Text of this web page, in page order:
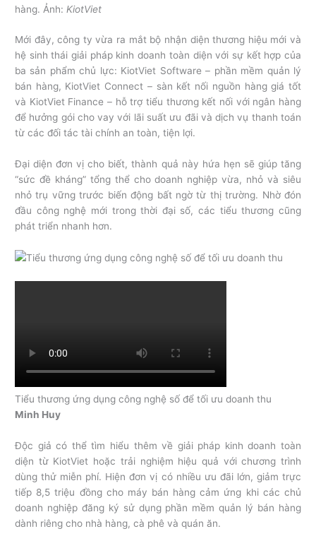
hàng. Ảnh: KiotViet
Mới đây, công ty vừa ra mắt bộ nhận diện thương hiệu mới và
hệ sinh thái giải pháp kinh doanh toàn diện với sự kết hợp của
ba sản phẩm chủ lực: KiotViet Software – phần mềm quản lý
bán hàng, KiotViet Connect – sàn kết nối nguồn hàng giá tốt
và KiotViet Finance – hỗ trợ tiểu thương kết nối với ngân hàng
để hưởng gói cho vay với lãi suất ưu đãi và dịch vụ thanh toán
từ các đối tác tài chính an toàn, tiện lợi.
Đại diện đơn vị cho biết, thành quả này hứa hẹn sẽ giúp tăng
“sức đề kháng” tổng thể cho doanh nghiệp vừa, nhỏ và siêu
nhỏ trụ vững trước biến động bất ngờ từ thị trường. Nhờ đón
đầu công nghệ mới trong thời đại số, các tiểu thương cũng
phát triển nhanh hơn.
Tiểu thương ứng dụng công nghệ số để tối ưu doanh thu
Minh Huy
Độc giả có thể tìm hiểu thêm về giải pháp kinh doanh toàn
diện từ KiotViet hoặc trải nghiệm hiệu quả với chương trình
dùng thử miễn phí. Hiện đơn vị có nhiều ưu đãi lớn, giảm trực
tiếp 8,5 triệu đồng cho máy bán hàng cảm ứng khi các chủ
doanh nghiệp đăng ký sử dụng phần mềm quản lý bán hàng
dành riêng cho nhà hàng, cà phê và quán ăn.